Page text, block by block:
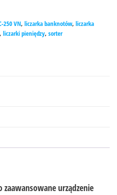
250 VN, liczarka banknotów, liczarka
, liczarki pieniędzy, sorter
zaawansowane urządzenie